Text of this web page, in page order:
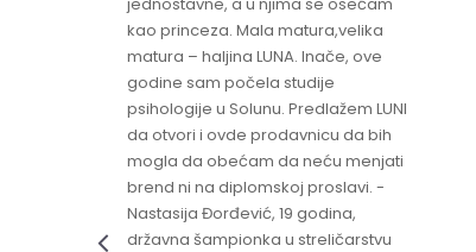
kao princeza. Mala matura,velika
matura – haljina LUNA. Inače, ove
godine sam počela studije
psihologije u Solunu. Predlažem LUNI
da otvori i ovde prodavnicu da bih
mogla da obećam da neću menjati
brend ni na diplomskoj proslavi. -
Nastasija Đorđević, 19 godina,
državna šampionka u streličarstvu